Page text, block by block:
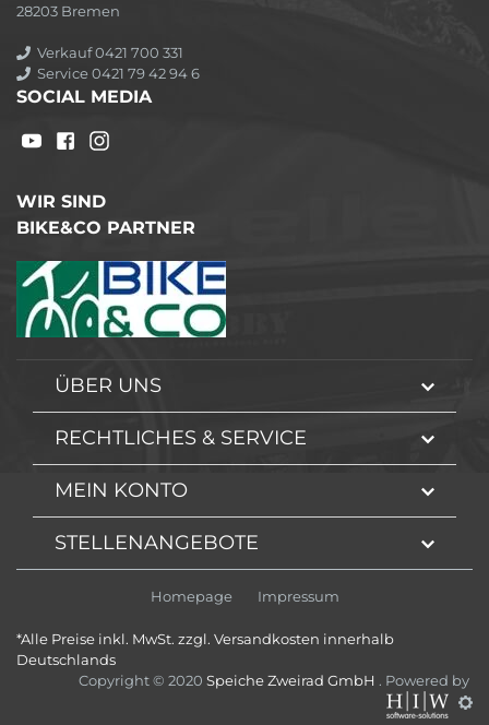
28203 Bremen
Verkauf 0421 700 331
Service 0421 79 42 94 6
SOCIAL MEDIA
WIR SIND
BIKE&CO PARTNER
ÜBER UNS
RECHTLICHES & SERVICE
MEIN KONTO
STELLENANGEBOTE
Homepage Impressum
*Alle Preise inkl. MwSt. zzgl. Versandkosten innerhalb
Deutschlands
Copyright © 2020 Speiche Zweirad GmbH . Powered by